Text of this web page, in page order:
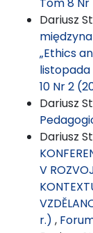
Dariusz
„Ethics
listopada
10 Nr 2
Dariusz
Dariusz
V
r.) ,